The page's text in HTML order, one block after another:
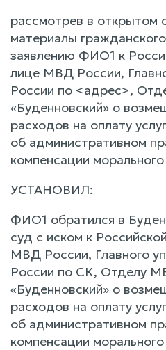
рассмотрев в открытом
материалы
заявлению ФИО1 к
лице МВД России,
России по <адрес>,
«Буденновский» о
расходов на оплату
об административном
компенсации
УСТАНОВИЛ:
ФИО1 обратился в
суд с иском к
МВД России, Главного
России по СК, Отделу
«Буденновский» о
расходов на оплату
об административном
компенсации